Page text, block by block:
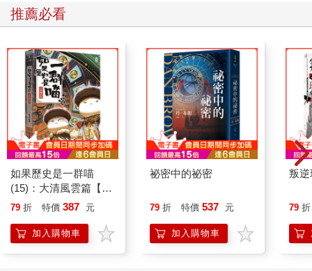
主題時腦海浮現的語詞。每人的語詞都必須不同，學生可以在輪
到他時先大聲說出自己的語詞，再寫下來。將字詞分散寫在海報
人都寫了自己的語詞之後，把小組的所有麥克筆收齊，交給下一
桌，讓每個小組用新顏色的筆開始下一輪。
4.加註語詞。一次一人，每位組員都在別人的語詞上加註語
詞。新增的部分可以是他看到那個語詞時聯想到的另一個語詞，
或者，也可以增補那個語詞，將它變成片語。這裡未必要是一對
一的相對回應，意思是，可以兩個人對同一個語詞加註，而有些
語詞可能沒有任何新的增補。如果學生習慣畫概念圖，他們可能
會自動開始在增加的語詞之間畫線。因為線條是用來表示連結
的，所以請學生將他們新增的語詞寫在原來語詞的上面、下面或
兩側，但不要畫任何線條。等每個人都寫了自己的語詞之後，把
小組的所有麥克筆收齊，交給下一桌，讓每個小組用新顏色的筆
開始下一輪。
5. 建立連結。 指導每個小組討論他們在海報紙上看到的想法有
何連結。找出一些連結後，應該要有一位組員畫線連起相關想
推薦必看
如果歷史是一群喵
(15)：大清風雲篇【萌
貓漫畫學歷史】
79 折 特價 387 元
加入購物車
祕密中的祕密
79 折 特價 537 元
加入購物車
叛逆
79 折